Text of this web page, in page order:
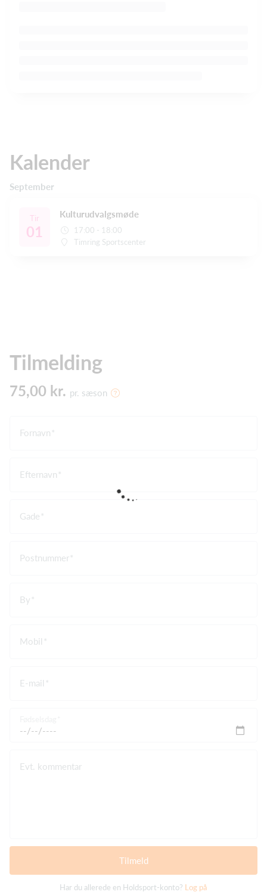
Kalender
September
Tir
01
Kulturudvalgsmøde
17:00 - 18:00
Timring Sportscenter
Tilmelding
75,00 kr. pr. sæson
Fornavn
Efternavn
Gade
Postnummer
By
Mobil
E-mail
Evt. kommentar
Tilmeld
Har du allerede en Holdsport-konto? Log på